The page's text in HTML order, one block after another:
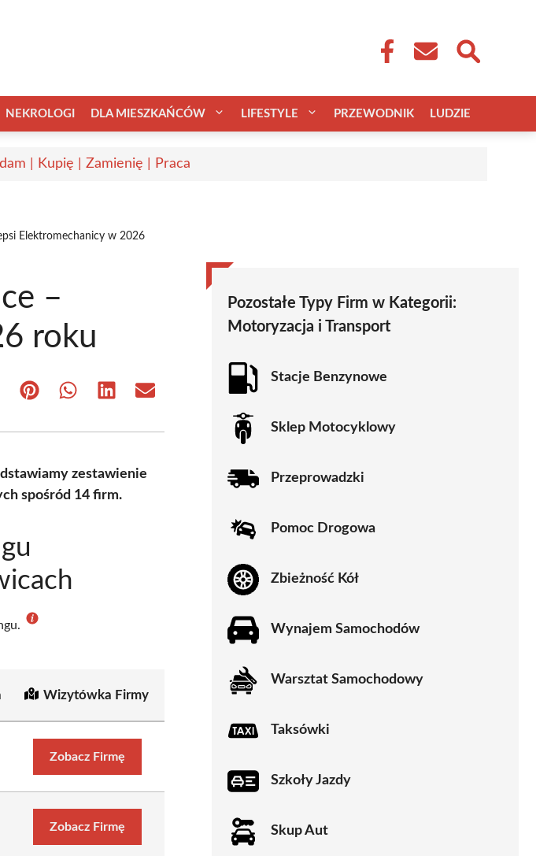
NEKROLOGI DLA MIESZKAŃCÓW LIFESTYLE PRZEWODNIK LUDZIE
| Kupię | Zamienię | Praca
Elektromechanicy w 2026
–
roku
Share Share Share Share
zestawienie
spośród 14 firm.
Wizytówka Firmy
Zobacz Firmę
Zobacz Firmę
Pozostałe Typy Firm w Kategorii:
Motoryzacja i Transport
Stacje Benzynowe
Sklep Motocyklowy
Przeprowadzki
Pomoc Drogowa
Zbieżność Kół
Wynajem Samochodów
Warsztat Samochodowy
Taksówki
Szkoły Jazdy
Skup Aut